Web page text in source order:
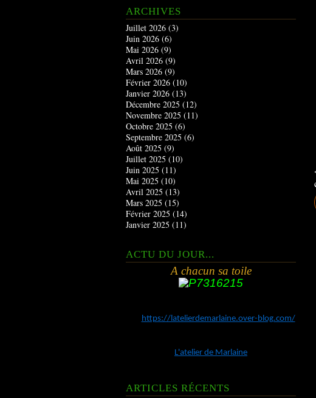
ARCHIVES
Juillet 2026 (3)
Juin 2026 (6)
Mai 2026 (9)
Avril 2026 (9)
Mars 2026 (9)
Février 2026 (10)
Janvier 2026 (13)
Décembre 2025 (12)
Novembre 2025 (11)
Octobre 2025 (6)
Septembre 2025 (6)
Août 2025 (9)
Juillet 2025 (10)
Juin 2025 (11)
Mai 2025 (10)
Avril 2025 (13)
Mars 2025 (15)
Février 2025 (14)
Janvier 2025 (11)
ACTU DU JOUR...
A chacun sa toile
https://latelierdemarlaine.over-blog.com/
L'atelier de Marlaine
ARTICLES RÉCENTS